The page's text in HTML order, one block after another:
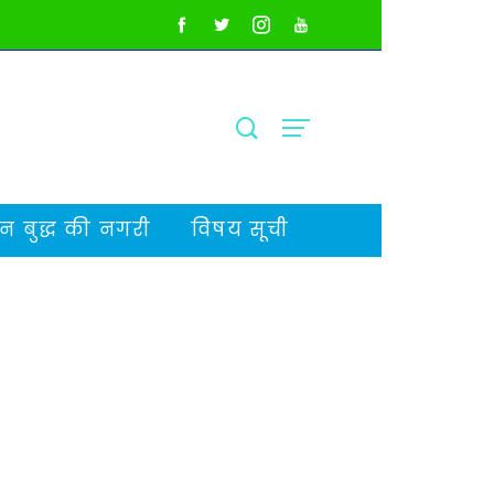
बुद्ध की नगरी विषय सूची